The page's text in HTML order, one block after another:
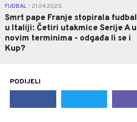
FUDBAL 21.04.2025.
Smrt pape Franje stopirala fudbal
u Italiji: Četiri utakmice Serije A u
novim terminima - odgađa li se i
Kup?
PODIJELI